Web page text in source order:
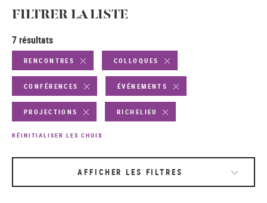
FILTRER LA LISTE
7 résultats
RENCONTRES COLLOQUES
CONFÉRENCES ÉVÉNEMENTS
PROJECTIONS RICHELIEU
RÉINITIALISER LES CHOIX
AFFICHER LES FILTRES